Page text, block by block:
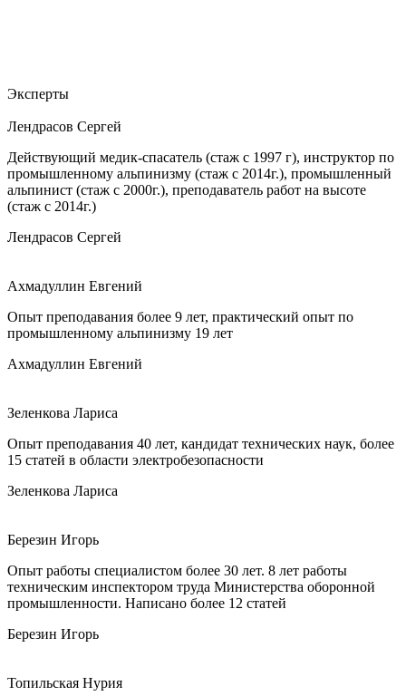
Эксперты
Лендрасов Сергей
Действующий медик-спасатель (стаж с 1997 г), инструктор по
промышленному альпинизму (стаж с 2014г.), промышленный
альпинист (стаж с 2000г.), преподаватель работ на высоте
(стаж с 2014г.)
Лендрасов Сергей
Ахмадуллин Евгений
Опыт преподавания более 9 лет, практический опыт по
промышленному альпинизму 19 лет
Ахмадуллин Евгений
Зеленкова Лариса
Опыт преподавания 40 лет, кандидат технических наук, более
15 статей в области электробезопасности
Зеленкова Лариса
Березин Игорь
Опыт работы специалистом более 30 лет. 8 лет работы
техническим инспектором труда Министерства оборонной
промышленности. Написано более 12 статей
Березин Игорь
Топильская Нурия